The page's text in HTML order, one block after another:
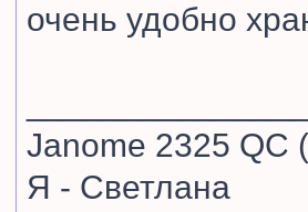
очень удобно
Janome 2325 QC
Я - Светлана